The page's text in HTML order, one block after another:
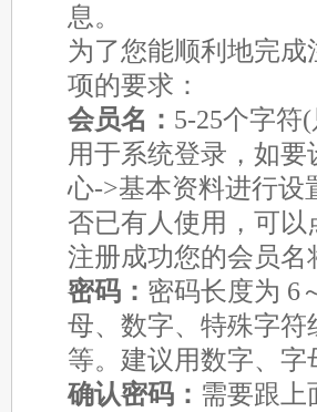
息。
为了您能顺利地完
项的要求：
会员名： 5-25个字符
用于系统登录，如
心->基本资料进行设
否已有人使用，可以
注册成功您的会员
密码： 密码长度为 6
母、数字、特殊字符
等。建议用数字、字
确认密码： 需要跟上